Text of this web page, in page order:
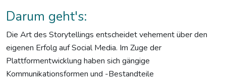
Darum geht's:
Die Art des Storytellings entscheidet vehement über den
eigenen Erfolg auf Social Media. Im Zuge der
Plattformentwicklung haben sich gängige
Kommunikationsformen und -Bestandteile